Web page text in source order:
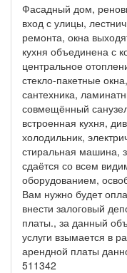
Фасадный дом,
вход с улицы,
ремонта, окна
кухня объединена с
центральное
стекло-пакетные
сантехника,
совмещённый
встроенная кухня,
холодильник,
стиральная машина,
сдаётся со всем
оборудованием,
Вам нужно будет
внести залоговый
платы., за данный
услуги взымается в
арендной платы
511342